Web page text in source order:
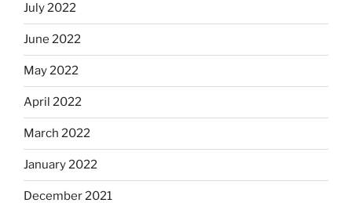
July 2022
June 2022
May 2022
April 2022
March 2022
January 2022
December 2021